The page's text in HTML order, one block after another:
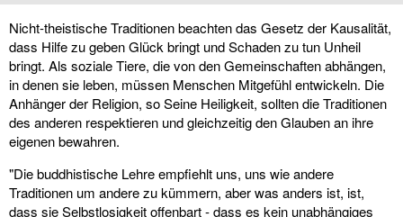
Nicht-theistische Traditionen beachten das Gesetz der Kausalität,
dass Hilfe zu geben Glück bringt und Schaden zu tun Unheil
bringt. Als soziale Tiere, die von den Gemeinschaften abhängen,
in denen sie leben, müssen Menschen Mitgefühl entwickeln. Die
Anhänger der Religion, so Seine Heiligkeit, sollten die Traditionen
des anderen respektieren und gleichzeitig den Glauben an ihre
eigenen bewahren.
"Die buddhistische Lehre empfiehlt uns, uns wie andere
Traditionen um andere zu kümmern, aber was anders ist, ist,
dass sie Selbstlosigkeit offenbart - dass es kein unabhängiges